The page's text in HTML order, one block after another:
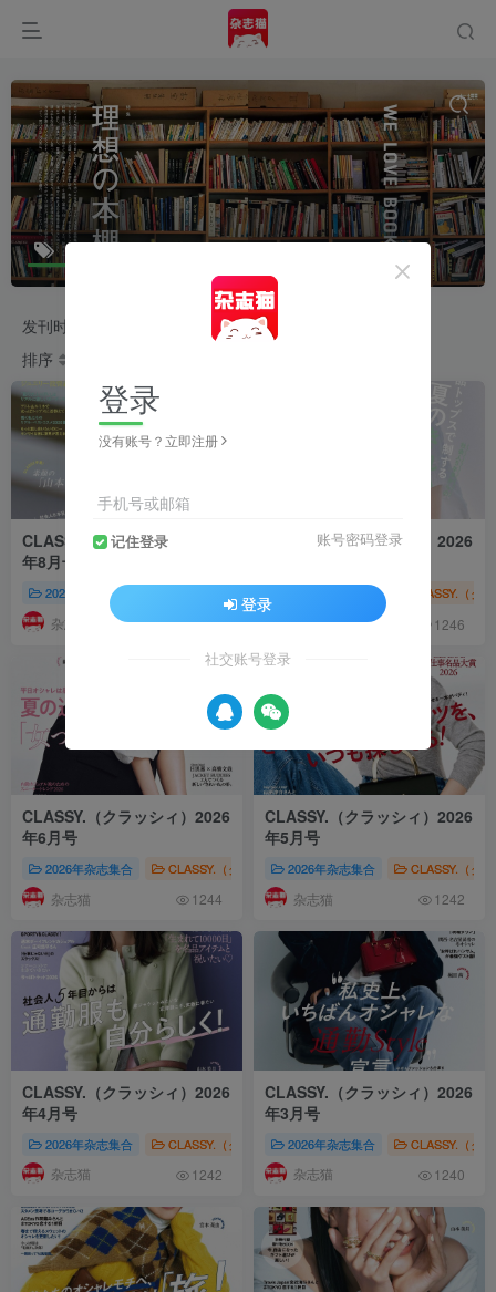
CLASSY.（クラッシィ）
发刊时间 2024
排序
CLASSY.（クラッシィ）2026
年8月号
2026年杂志集合 CLASSY.（クラッシィ） 女性时尚 CLASSY.（
杂志猫 1251
CLASSY.（クラッシィ）2026
2026年杂志集合 CLASSY.（ク
杂志猫 1246
CLASSY.（クラッシィ）2026
年6月号
2026年杂志集合 CLASSY.（クラッシィ） 女性时尚 CLASSY.（
杂志猫 1244
CLASSY.（クラッシィ）2026
年5月号
2026年杂志集合 CLASSY.（ク
杂志猫 1242
CLASSY.（クラッシィ）2026
年4月号
2026年杂志集合 CLASSY.（クラッシィ） 女性时尚 CLASSY.（
杂志猫 1242
CLASSY.（クラッシィ）2026
年3月号
2026年杂志集合 CLASSY.（ク
杂志猫 1240
登录
没有账号？立即注册
手机号或邮箱
记住登录 账号密码登录
登录
社交账号登录